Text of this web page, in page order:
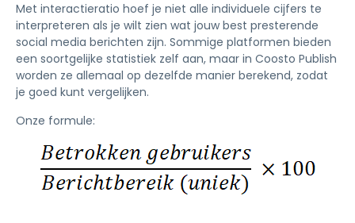
Met interactieratio hoef je niet alle individuele cijfers te
interpreteren als je wilt zien wat jouw best presterende
social media berichten zijn. Sommige platformen bieden
een soortgelijke statistiek zelf aan, maar in Coosto Publish
worden ze allemaal op dezelfde manier berekend, zodat
je goed kunt vergelijken.
Onze formule: